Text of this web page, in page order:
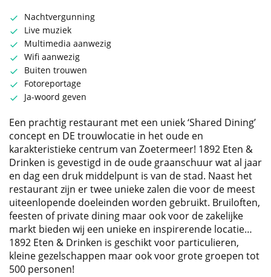
Nachtvergunning
Live muziek
Multimedia aanwezig
Wifi aanwezig
Buiten trouwen
Fotoreportage
Ja-woord geven
Een prachtig restaurant met een uniek ‘Shared Dining’
concept en DE trouwlocatie in het oude en
karakteristieke centrum van Zoetermeer! 1892 Eten &
Drinken is gevestigd in de oude graanschuur wat al jaar
en dag een druk middelpunt is van de stad. Naast het
restaurant zijn er twee unieke zalen die voor de meest
uiteenlopende doeleinden worden gebruikt. Bruiloften,
feesten of private dining maar ook voor de zakelijke
markt bieden wij een unieke en inspirerende locatie…
1892 Eten & Drinken is geschikt voor particulieren,
kleine gezelschappen maar ook voor grote groepen tot
500 personen!